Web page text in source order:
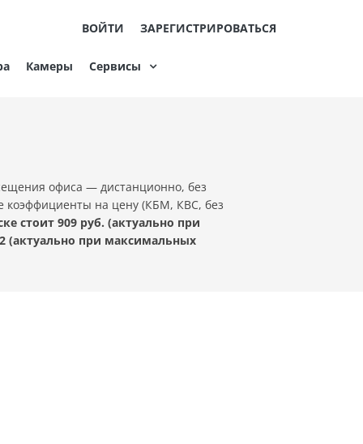
ВОЙТИ ЗАРЕГИСТРИРОВАТЬСЯ
Камеры Сервисы
офиса — дистанционно, без
коэффициенты на цену (КБМ, КВС, без
стоит 909 руб. (актуально при
(актуально при максимальных